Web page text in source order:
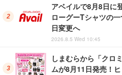
アベイルで8月8日に
ローグーTシャツの
日変更へ
2026.8.5 Wed 10:45
しまむらから「クロ
ムが8月11日発売！